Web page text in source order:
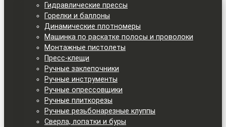
Гидравлические прессы
Горелки и баллоны
Динамические плотномеры
Машинка по раскатке полосы и проволоки
Монтажные пистолеты
Пресс-клещи
Ручные заклепочники
Ручные инструменты
Ручные опрессовщики
Ручные плиткорезы
Ручные резьбонарезные клуппы
Сверла, лопатки и буры